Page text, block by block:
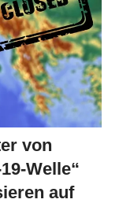
von
Welle“
auf